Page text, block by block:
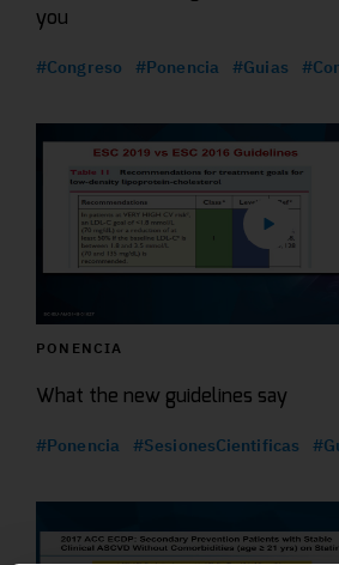
you
#Congreso #Ponencia #Guias
PONENCIA
What the new guidelines say
#Ponencia #SesionesCientificas